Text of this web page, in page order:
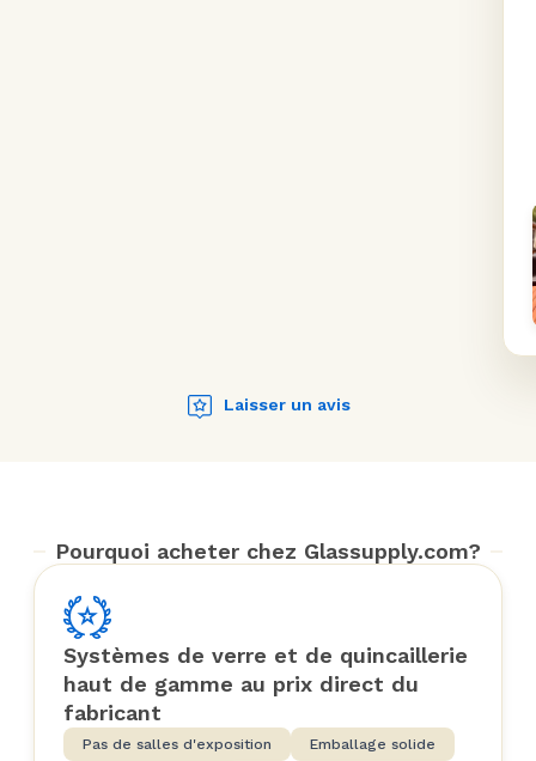
Laisser un avis
Pourquoi acheter chez Glassupply.com?
Systèmes de verre et de quincaillerie
haut de gamme au prix direct du
fabricant
Pas de salles d'exposition
Emballage solide